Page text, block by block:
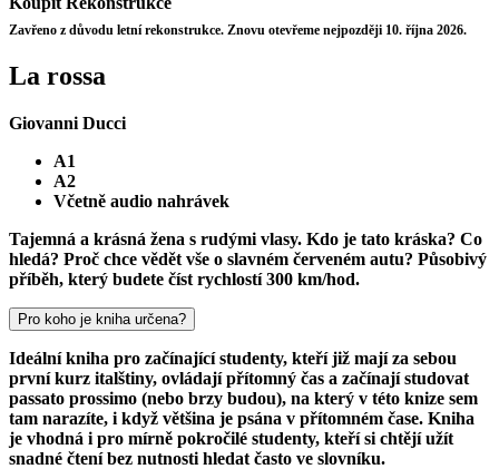
Zavřeno z důvodu letní rekonstrukce. Znovu otevřeme nejpozději 10. října 2026.
La rossa
Giovanni Ducci
A1
A2
Včetně audio nahrávek
Tajemná a krásná žena s rudými vlasy. Kdo je tato kráska? Co
hledá? Proč chce vědět vše o slavném červeném autu? Působivý
příběh, který budete číst rychlostí 300 km/hod.
Pro koho je kniha určena?
Ideální kniha pro začínající studenty, kteří již mají za sebou
první kurz italštiny, ovládají přítomný čas a začínají studovat
passato prossimo (nebo brzy budou), na který v této knize sem
tam narazíte, i když většina je psána v přítomném čase. Kniha
je vhodná i pro mírně pokročilé studenty, kteří si chtějí užít
snadné čtení bez nutnosti hledat často ve slovníku.